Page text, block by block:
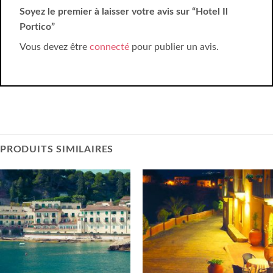
Soyez le premier à laisser votre avis sur “Hotel Il
Portico”
Vous devez être connecté pour publier un avis.
PRODUITS SIMILAIRES